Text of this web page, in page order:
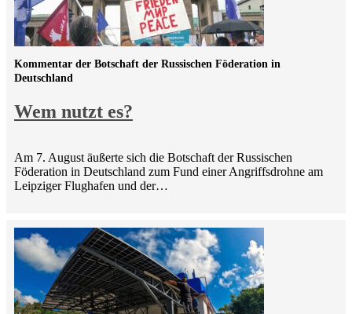
Wem nutzt es?
Kommentar der Botschaft der Russischen Föderation in
Deutschland
Am 7. August äußerte sich die Botschaft der Russischen
Föderation in Deutschland zum Fund einer Angriffsdrohne am
Leipziger Flughafen und der…